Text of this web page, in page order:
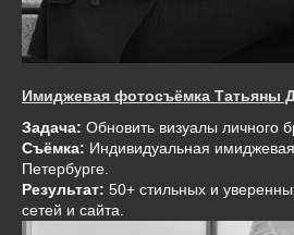
Имиджевая фотосъёмка Татьяны
Задача: Обновить визуалы личного
Съёмка: Индивидуальная
Петербурге.
Результат: 50+ стильных и
сетей и сайта.